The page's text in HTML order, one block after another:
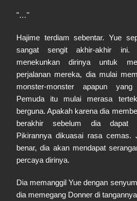
"…"
Hajime terdiam sebentar. Yue
sangat sengit akhir-akhir ini.
menekunkan dirinya untuk
perjalanan mereka, dia mulai
monster-monster apapun
Pemuda itu mulai merasa
berguna. Apakah karena dia
berakhir sebelum dia dapat
Pikirannya dikuasai rasa
benar, dia akan mendapat
percaya dirinya.
Dia memanggil Yue dengan
dia memegang Donner di